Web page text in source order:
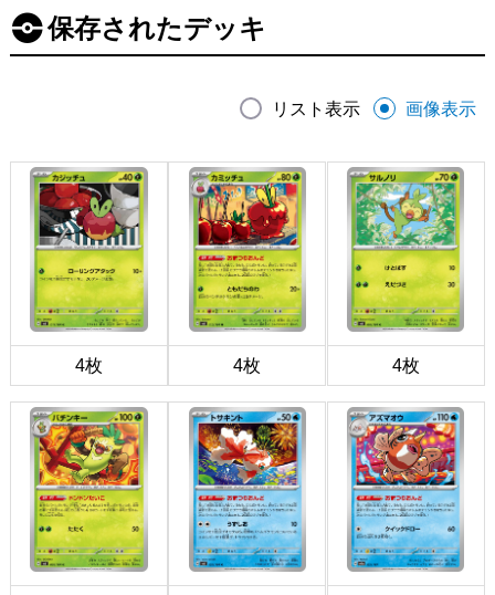
保存されたデッキ
リスト表示 画像表示
4枚 4枚 4枚